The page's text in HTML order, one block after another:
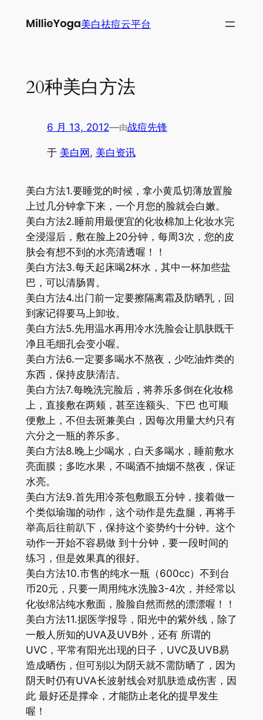
美白祛痘云平台
20种美白方法
6 月 13, 2012—由战痘先锋
于 美白网, 美白资讯
美白方法1.要睡觉的时候，拿小黄瓜切薄放置脸
上过几分钟拿下来，一个月您的脸就会白嫩。
美白方法2.睡前用最便宜的化妆棉加上化妆水完
全浸湿后，敷在脸上20分钟，每周3次，您的皮
肤会有想不到的水亮清透喔！！
美白方法3.每天起床喝2杯水，其中一杯加些盐
巴，可以清肠胃。
美白方法4.出门前一定要擦隔离霜及防晒乳，回
到家记得要马上卸妆。
美白方法5.先用温水再用冷水洗脸会让肌肤既干
净且毛细孔会变小喔。
美白方法6.一定要多喝水不熬夜，少吃油炸类的
东西，保持皮肤清洁。
美白方法7.每晚洗完脸后，将养乐多倒在化妆棉
上，直接敷在两颊，甚至连额头、下巴 也可顺
便敷上，不但去斑兼美白，因每次用量大约只有
六分之一瓶的养乐多。
美白方法8.晚上少喝水，白天多喝水，睡前敷水
亮面膜；多吃水果，不喝酒不抽烟不熬夜，保证
水亮。
美白方法9.首先用冷茶包敷眼五分钟，接着做一
个类似瑜珈的动作，这个动作是先盘腿，再将手
举高后往前趴下，保持这个姿势约十分钟。这个
动作一开始不容易做 到十分钟，要一段时间的
练习，但是效果真的很好。
美白方法10.市售的纯水一瓶（600cc）不到台
币20元，只要一周用纯水洗脸3-4次，并经常以
化妆绵沾纯水敷面，脸脸自然而然的漂漂喔！！
美白方法11.据医学报导，阳光中的紫外线，除了
一般人所知的UVA及UVB外，还有 所谓的
UVC，平常有阳光出现的日子，UVC及UVB易
造成晒伤，但可别以为阴天就不需防晒了，因为
阴天时仍有UVA长波射线会对肌肤造成伤害，因
此 最好还是撑伞，才能防止老化的提早发生
喔！